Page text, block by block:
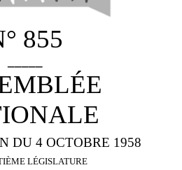
855
DU 4 OCTOBRE 1958
LÉGISLATURE